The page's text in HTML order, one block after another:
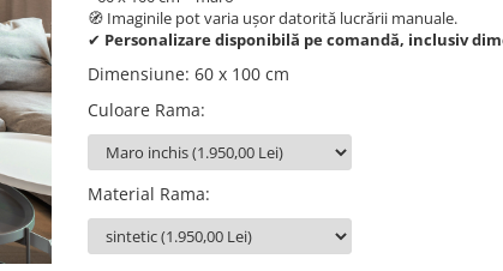
🧭 Imaginile pot varia ușor datorită lucrării manuale.
✔ Personalizare disponibilă pe comandă, inclusiv
Dimensiune: 60 x 100 cm
Culoare Rama:
Material Rama: